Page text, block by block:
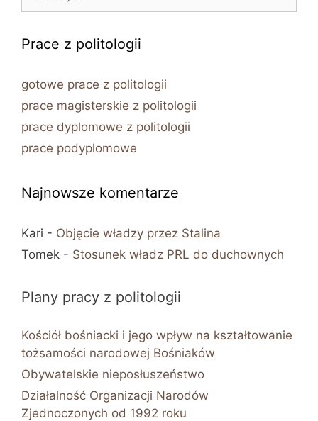
Prace z politologii
gotowe prace z politologii
prace magisterskie z politologii
prace dyplomowe z politologii
prace podyplomowe
Najnowsze komentarze
Kari - Objęcie władzy przez Stalina
Tomek - Stosunek władz PRL do duchownych
Plany pracy z politologii
Kościół bośniacki i jego wpływ na kształtowanie
tożsamości narodowej Bośniaków
Obywatelskie nieposłuszeństwo
Działalność Organizacji Narodów
Zjednoczonych od 1992 roku